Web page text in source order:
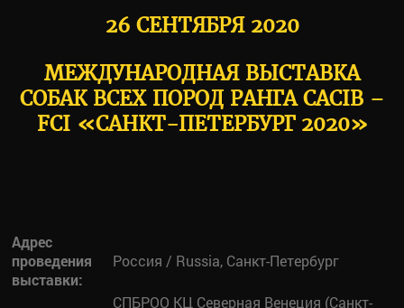
26 СЕНТЯБРЯ 2020
МЕЖДУНАРОДНАЯ ВЫСТАВКА
СОБАК ВСЕХ ПОРОД РАНГА CACIB –
FCI «САНКТ-ПЕТЕРБУРГ 2020»
Адрес
проведения
выставки:
Россия / Russia, Санкт-Петербург
СПБРОО КЦ Северная Венеция (Санкт-